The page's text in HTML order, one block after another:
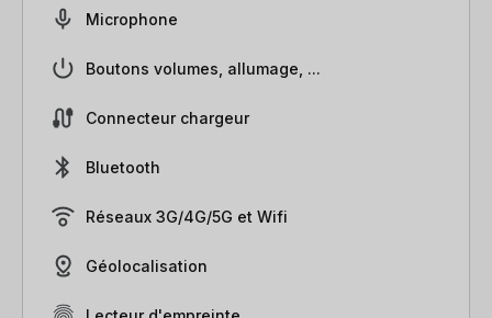
Microphone
Boutons volumes, allumage, ...
Connecteur chargeur
Bluetooth
Réseaux 3G/4G/5G et Wifi
Géolocalisation